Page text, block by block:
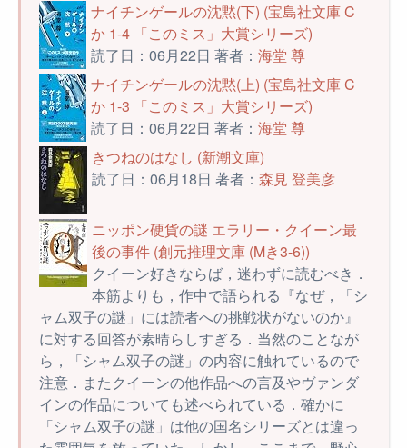
ナイチンゲールの沈黙(下) (宝島社文庫 C
か 1-4 「このミス」大賞シリーズ)
読了日：06月22日 著者： 海堂 尊
ナイチンゲールの沈黙(上) (宝島社文庫 C
か 1-3 「このミス」大賞シリーズ)
読了日：06月22日 著者： 海堂 尊
きつねのはなし (新潮文庫)
読了日：06月18日 著者： 森見 登美彦
ニッポン硬貨の謎 エラリー・クイーン最
後の事件 (創元推理文庫 (Mき3-6))
クイーン好きならば，迷わずに読むべき．
本筋よりも，作中で語られる『なぜ，「シ
ャム双子の謎」には読者への挑戦状がないのか』
に対する回答が素晴らしすぎる．当然のことなが
ら，「シャム双子の謎」の内容に触れているので
注意．またクイーンの他作品への言及やヴァンダ
インの作品についても述べられている．確かに
「シャム双子の謎」は他の国名シリーズとは違っ